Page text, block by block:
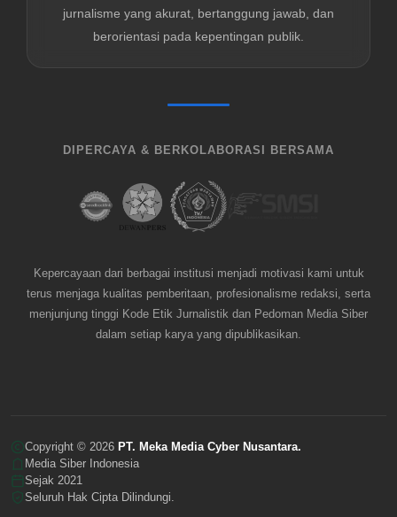
jurnalisme yang akurat, bertanggung jawab, dan
berorientasi pada kepentingan publik.
DIPERCAYA & BERKOLABORASI BERSAMA
Kepercayaan dari berbagai institusi menjadi motivasi kami untuk
terus menjaga kualitas pemberitaan, profesionalisme redaksi, serta
menjunjung tinggi Kode Etik Jurnalistik dan Pedoman Media Siber
dalam setiap karya yang dipublikasikan.
Copyright © 2026 PT. Meka Media Cyber Nusantara.
Media Siber Indonesia
Sejak 2021
Seluruh Hak Cipta Dilindungi.